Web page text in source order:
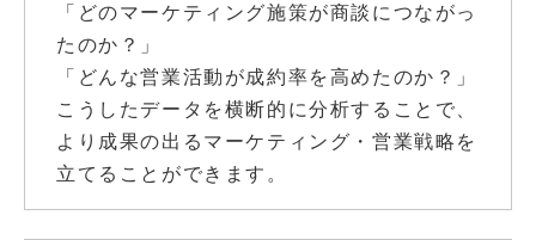
「どのマーケティング施策が商談につながっ
たのか？」
「どんな営業活動が成約率を高めたのか？」
こうしたデータを横断的に分析することで、
より成果の出るマーケティング・営業戦略を
立てることができます。